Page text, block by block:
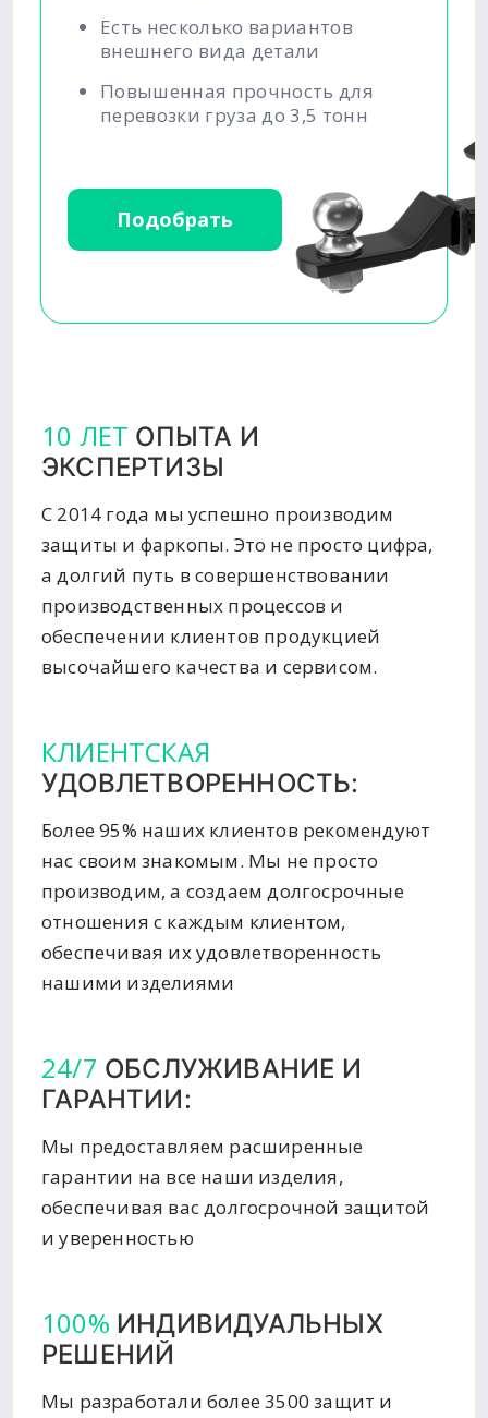
Есть несколько вариантов
внешнего вида детали
Повышенная прочность для
перевозки груза до 3,5 тонн
Подобрать
10 ЛЕТ ОПЫТА И
ЭКСПЕРТИЗЫ
С 2014 года мы успешно производим
защиты и фаркопы. Это не просто цифра,
а долгий путь в совершенствовании
производственных процессов и
обеспечении клиентов продукцией
высочайшего качества и сервисом.
КЛИЕНТСКАЯ
УДОВЛЕТВОРЕННОСТЬ:
Более 95% наших клиентов рекомендуют
нас своим знакомым. Мы не просто
производим, а создаем долгосрочные
отношения с каждым клиентом,
обеспечивая их удовлетворенность
нашими изделиями
24/7 ОБСЛУЖИВАНИЕ И
ГАРАНТИИ:
Мы предоставляем расширенные
гарантии на все наши изделия,
обеспечивая вас долгосрочной защитой
и уверенностью
100% ИНДИВИДУАЛЬНЫХ
РЕШЕНИЙ
Мы разработали более 3500 защит и